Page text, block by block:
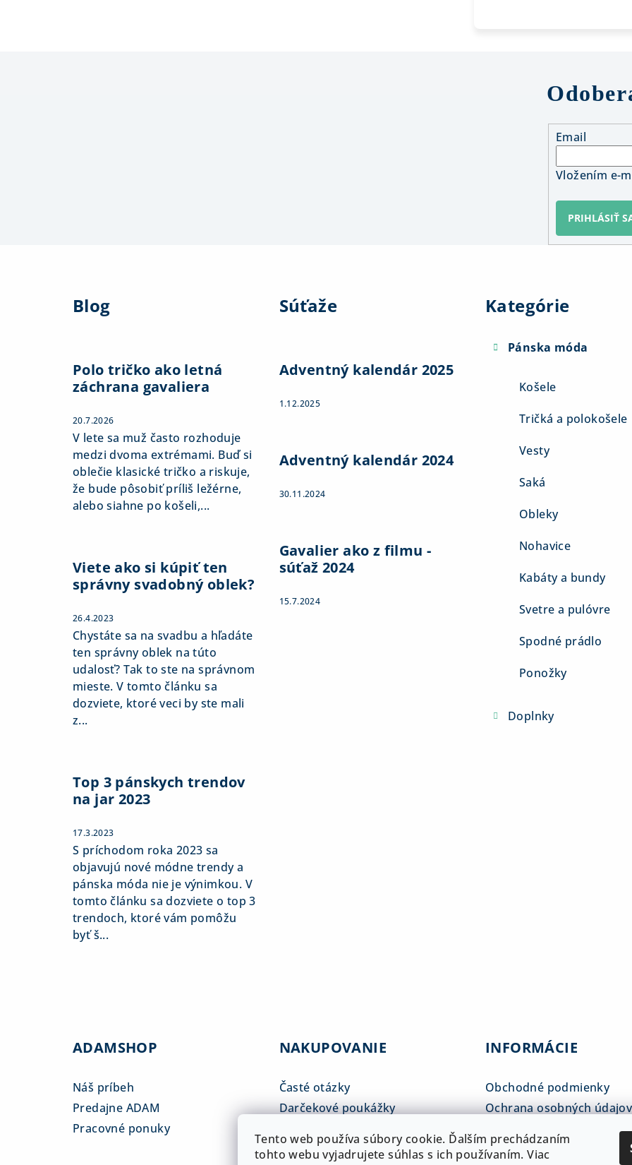
Tento web používa súbory cookie. Ďalším prechádzaním
tohto webu vyjadrujete súhlas s ich používaním. Viac
Email
Vložením e-
PRIHLÁSIŤ
Blog
Polo tričko ako letná
záchrana gavaliera
20.7.2026
V lete sa muž často rozhoduje
medzi dvoma extrémami. Buď si
oblečie klasické tričko a riskuje,
že bude pôsobiť príliš ležérne,
alebo siahne po košeli,...
Viete ako si kúpiť ten
správny svadobný oblek?
26.4.2023
Chystáte sa na svadbu a hľadáte
ten správny oblek na túto
udalosť? Tak to ste na správnom
mieste. V tomto článku sa
dozviete, ktoré veci by ste mali
z...
Top 3 pánskych trendov
na jar 2023
17.3.2023
S príchodom roka 2023 sa
objavujú nové módne trendy a
pánska móda nie je výnimkou. V
tomto článku sa dozviete o top 3
trendoch, ktoré vám pomôžu
byť š...
Súťaže
Adventný kalendár 2025
1.12.2025
Adventný kalendár 2024
30.11.2024
Gavalier ako z filmu -
súťaž 2024
15.7.2024
Kategórie
Pánska móda
Košele
Tričká a polokošele
Vesty
Saká
Obleky
Nohavice
Kabáty a bundy
Svetre a pulóvre
Spodné prádlo
Ponožky
Doplnky
ADAMSHOP
Náš príbeh
Predajne ADAM
Pracovné ponuky
NAKUPOVANIE
Časté otázky
Darčekové poukážky
Platba a doprava
INFORMÁCIE
Obchodné podmienky
Ochrana osobných údajov
ADAM klub